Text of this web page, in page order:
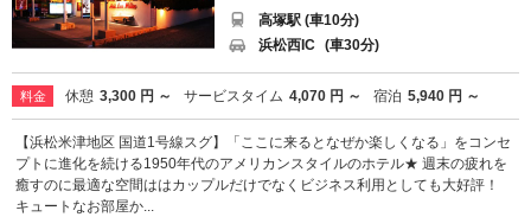
高塚駅 (車10分)
浜松西IC (車30分)
料金 休憩 3,300 円 ～ サービスタイム 4,070 円 ～ 宿泊 5,940 円 ～
【浜松米津地区 国道1号線スグ】「ここに来るとなぜか楽しくなる」をコンセ
プトに進化を続ける1950年代のアメリカンスタイルのホテル★ 週末の疲れを
癒すのに最適な空間ははカップルだけでなくビジネス利用としても大好評！
キュートなお部屋か...